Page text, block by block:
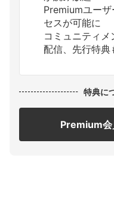
Premiumユー
セスが可能に
コミュニティ
配信、先行特典
特典に
Premium会